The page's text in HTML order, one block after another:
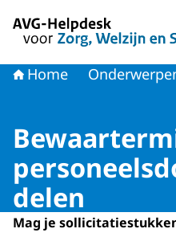
Home
delen
Mag je